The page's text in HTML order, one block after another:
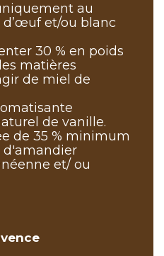
au
et/ou blanc
30 % en poids
matières
de miel de
de vanille.
de 35 % minimum
d'amandier
et/ ou